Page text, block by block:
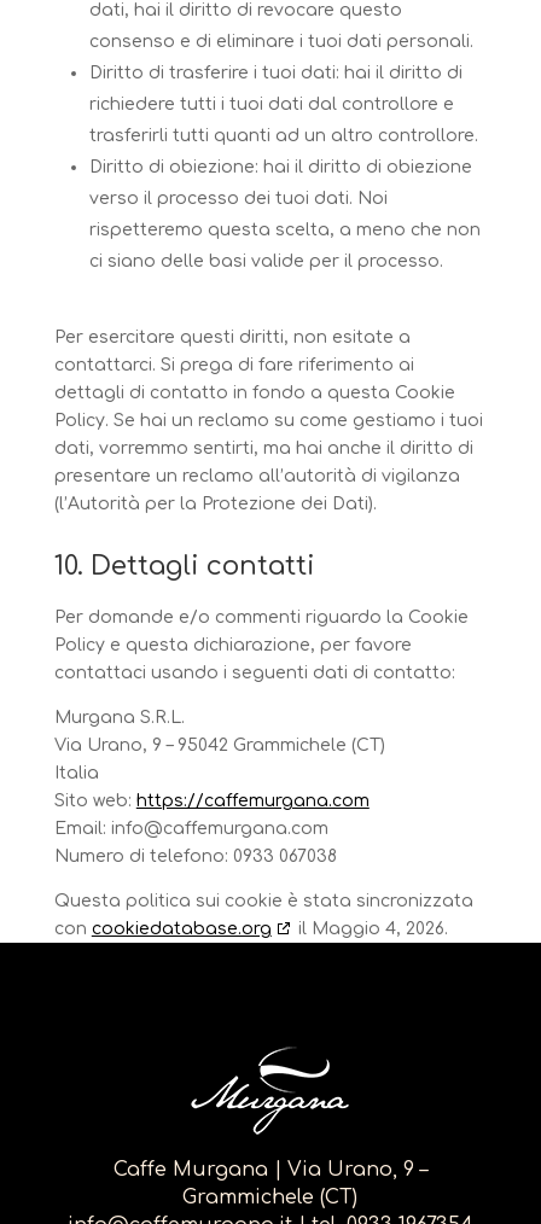
dati, hai il diritto di revocare questo
consenso e di eliminare i tuoi dati personali.
Diritto di trasferire i tuoi dati: hai il diritto di
richiedere tutti i tuoi dati dal controllore e
trasferirli tutti quanti ad un altro controllore.
Diritto di obiezione: hai il diritto di obiezione
verso il processo dei tuoi dati. Noi
rispetteremo questa scelta, a meno che non
ci siano delle basi valide per il processo.
Per esercitare questi diritti, non esitate a
contattarci. Si prega di fare riferimento ai
dettagli di contatto in fondo a questa Cookie
Policy. Se hai un reclamo su come gestiamo i tuoi
dati, vorremmo sentirti, ma hai anche il diritto di
presentare un reclamo all’autorità di vigilanza
(l’Autorità per la Protezione dei Dati).
10. Dettagli contatti
Per domande e/o commenti riguardo la Cookie
Policy e questa dichiarazione, per favore
contattaci usando i seguenti dati di contatto:
Murgana S.R.L.
Via Urano, 9 – 95042 Grammichele (CT)
Italia
Sito web: https://caffemurgana.com
Email: info@caffemurgana.com
Numero di telefono: 0933 067038
Questa politica sui cookie è stata sincronizzata
con cookiedatabase.org il Maggio 4, 2026.
Caffe Murgana | Via Urano, 9 –
Grammichele (CT)